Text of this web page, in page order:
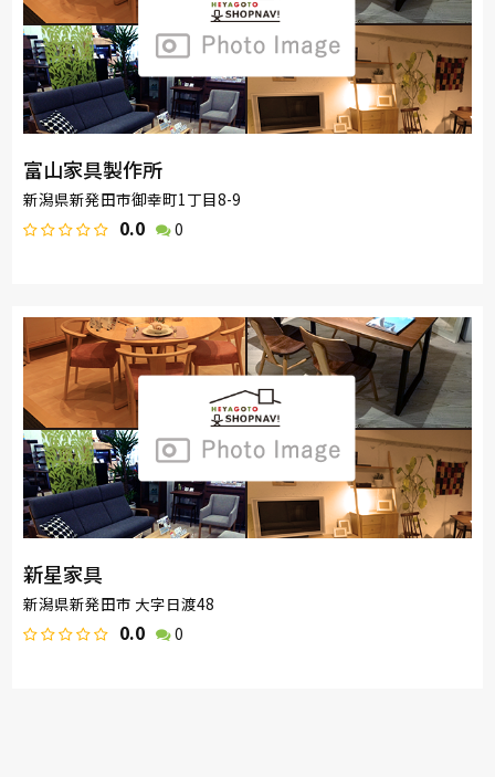
富山家具製作所
新潟県新発田市御幸町1丁目8-9
0.0 0
新星家具
新潟県新発田市 大字日渡48
0.0 0